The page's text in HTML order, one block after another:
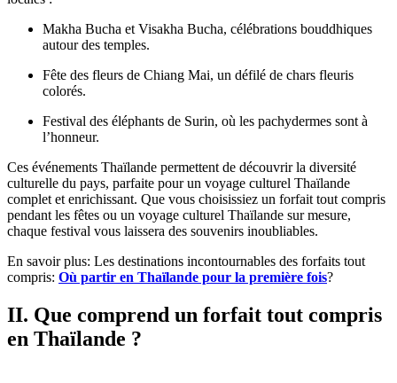
Makha Bucha et Visakha Bucha, célébrations bouddhiques
autour des temples.
Fête des fleurs de Chiang Mai, un défilé de chars fleuris
colorés.
Festival des éléphants de Surin, où les pachydermes sont à
l’honneur.
Ces événements Thaïlande permettent de découvrir la diversité
culturelle du pays, parfaite pour un voyage culturel Thaïlande
complet et enrichissant. Que vous choisissiez un forfait tout compris
pendant les fêtes ou un voyage culturel Thaïlande sur mesure,
chaque festival vous laissera des souvenirs inoubliables.
En savoir plus: Les destinations incontournables des forfaits tout
compris: Où partir en Thaïlande pour la première fois?
II. Que comprend un forfait tout compris
en Thaïlande ?